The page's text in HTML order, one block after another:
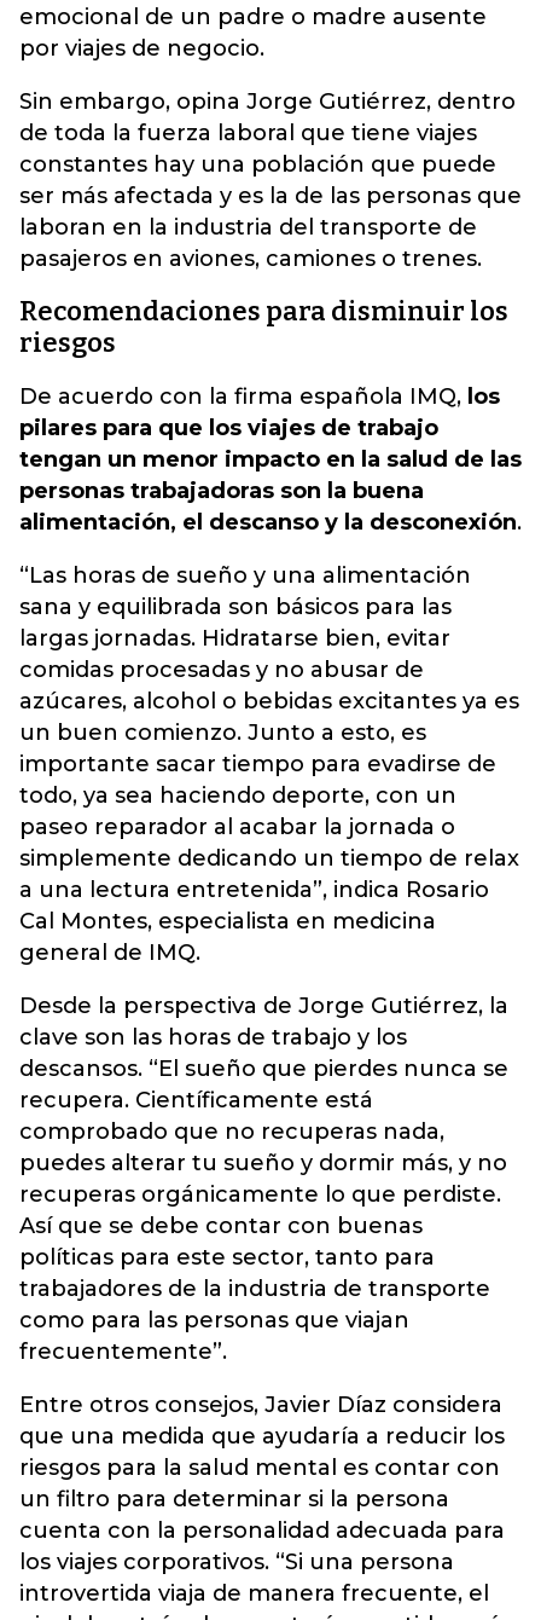
emocional de un padre o madre ausente
por viajes de negocio.
Sin embargo, opina Jorge Gutiérrez, dentro
de toda la fuerza laboral que tiene viajes
constantes hay una población que puede
ser más afectada y es la de las personas que
laboran en la industria del transporte de
pasajeros en aviones, camiones o trenes.
Recomendaciones para disminuir los
riesgos
De acuerdo con la firma española IMQ, los
pilares para que los viajes de trabajo
tengan un menor impacto en la salud de las
personas trabajadoras son la buena
alimentación, el descanso y la desconexión.
“Las horas de sueño y una alimentación
sana y equilibrada son básicos para las
largas jornadas. Hidratarse bien, evitar
comidas procesadas y no abusar de
azúcares, alcohol o bebidas excitantes ya es
un buen comienzo. Junto a esto, es
importante sacar tiempo para evadirse de
todo, ya sea haciendo deporte, con un
paseo reparador al acabar la jornada o
simplemente dedicando un tiempo de relax
a una lectura entretenida”, indica Rosario
Cal Montes, especialista en medicina
general de IMQ.
Desde la perspectiva de Jorge Gutiérrez, la
clave son las horas de trabajo y los
descansos. “El sueño que pierdes nunca se
recupera. Científicamente está
comprobado que no recuperas nada,
puedes alterar tu sueño y dormir más, y no
recuperas orgánicamente lo que perdiste.
Así que se debe contar con buenas
políticas para este sector, tanto para
trabajadores de la industria de transporte
como para las personas que viajan
frecuentemente”.
Entre otros consejos, Javier Díaz considera
que una medida que ayudaría a reducir los
riesgos para la salud mental es contar con
un filtro para determinar si la persona
cuenta con la personalidad adecuada para
los viajes corporativos. “Si una persona
introvertida viaja de manera frecuente, el